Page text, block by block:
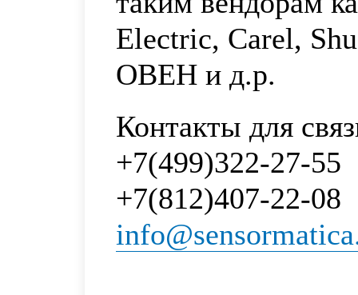
Electric, Carel,
ОВЕН и д.р.
Контакты для
+7(499)322-27-55
+7(812)407-22-08